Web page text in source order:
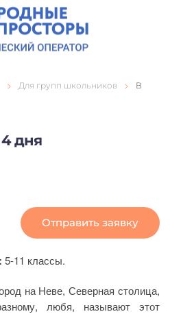
Для групп школьников
В
дня
Отправить заявку
5-11 классы.
на Неве, Северная столица,
любя, называют этот